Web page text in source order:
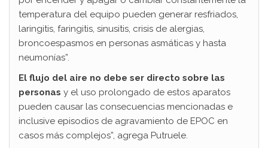
temperatura del equipo pueden generar resfriados,
laringitis, faringitis, sinusitis, crisis de alergias,
broncoespasmos en personas asmáticas y hasta
neumonías”.
El flujo del aire no debe ser directo sobre las
personas y el uso prolongado de estos aparatos
pueden causar las consecuencias mencionadas e
inclusive episodios de agravamiento de EPOC en
casos más complejos”, agrega Putruele.